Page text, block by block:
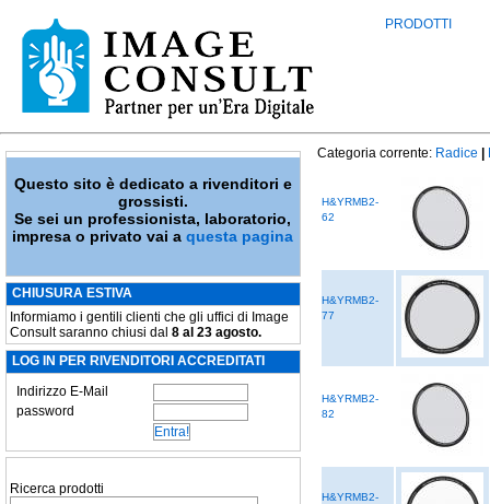
PRODOTTI
Questo sito è dedicato a rivenditori e
grossisti.
Se sei un professionista, laboratorio,
impresa o privato vai aquesta pagina
CHIUSURA ESTIVA
Informiamo i gentili clienti che gli uffici di Image
Consult saranno chiusi dal 8 al 23 agosto.
LOG IN PER RIVENDITORI ACCREDITATI
Indirizzo E-Mail
password
Ricerca prodotti
Categoria corrente: Radice
H&YRMB2-
62
H&YRMB2-
77
H&YRMB2-
82
H&YRMB2-